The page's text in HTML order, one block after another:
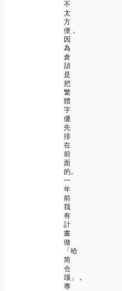
不
太
方
便，
因
為
倉
頡
是
把
繁
體
字
優
先
排
在
前
面
的。
一
年
前
我
有
計
畫
做
「哈
简
仓
颉」，
專